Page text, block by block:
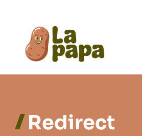
contenu
Redirect